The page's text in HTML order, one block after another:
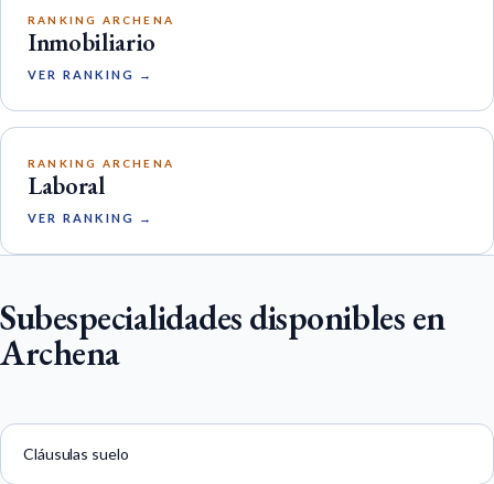
RANKING ARCHENA
Inmobiliario
VER RANKING →
RANKING ARCHENA
Laboral
VER RANKING →
Subespecialidades disponibles en
Archena
Cláusulas suelo